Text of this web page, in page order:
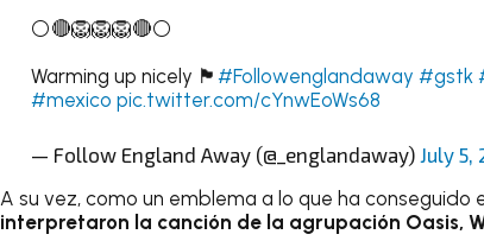
⚪️🔴🦁🦁🦁🔴⚪️
Warming up nicely 🏴󠁧󠁢󠁥󠁮󠁧󠁿 #Followenglandaway #gstk
#mexico pic.twitter.com/cYnwEoWs68
— Follow England Away (@_englandaway) July 5,
A su vez, como un emblema a lo que ha
interpretaron la canción de la agrupación Oasis,